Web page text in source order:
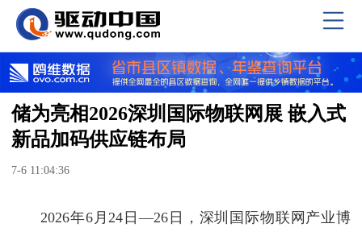
储为亮相2026深圳国际物联网展 嵌入式
新品加码供应链布局
7-6 11:04:36
2026年6月24日—26日，深圳国际物联网产业博